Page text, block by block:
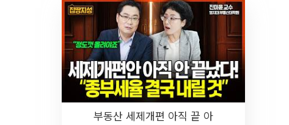
부동산 세제개편 아직 끝 아